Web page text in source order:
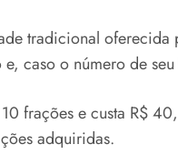
tradicional
caso o número de
frações e custa R$
adquiridas.